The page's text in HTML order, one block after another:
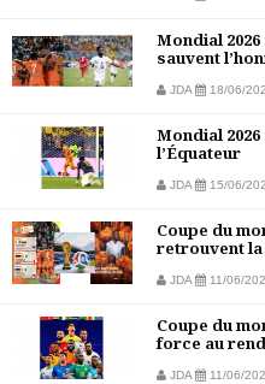
Mondial
sauvent
JDA 18/06/
Mondial
l’Équateur
JDA 15/06/
Coupe du
retrouvent la
JDA 11/06/
Coupe du
force au
JDA 11/06/